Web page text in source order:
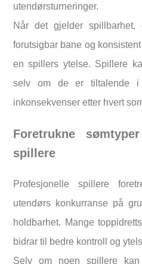
utendørsturneringer.
Når det gjelder
forutsigbar bane og
en spillers ytelse. Spillere
selv om de er tiltalende i
inkonsekvenser etter hvert
Foretrukne
spillere
Profesjonelle spillere
utendørs konkurranse på
holdbarhet. Mange
bidrar til bedre kontroll og
Selv om noen spillere kan